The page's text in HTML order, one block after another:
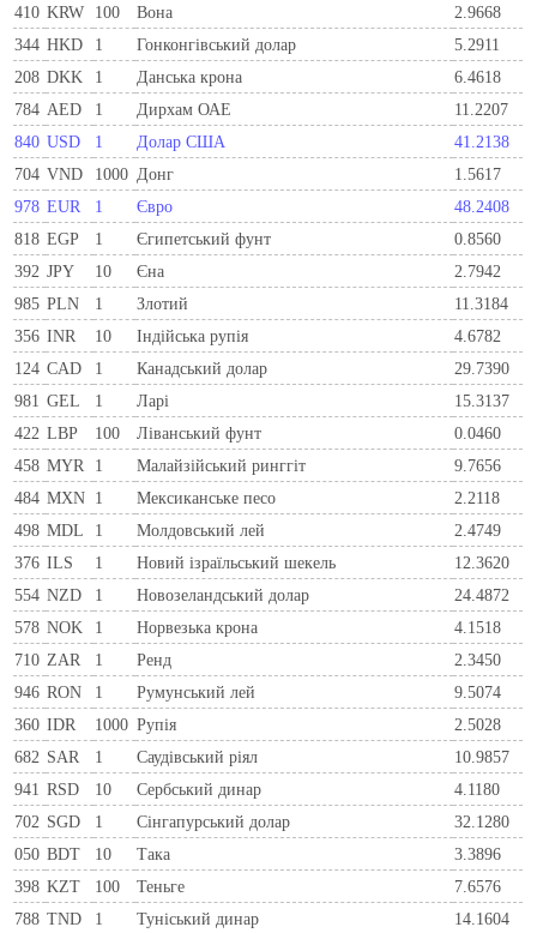
410 KRW 100 Вона
2.9668
344 HKD 1 Гонконгівський долар
5.2911
208 DKK 1 Данська крона
6.4618
784 AED 1 Дирхам ОАЕ
11.2207
840 USD 1 Долар США
41.2138
704 VND 1000 Донг
1.5617
978 EUR 1 Євро
48.2408
818 EGP 1 Єгипетський фунт
0.8560
392 JPY 10 Єна
2.7942
985 PLN 1 Злотий
11.3184
356 INR 10 Індійська рупія
4.6782
124 CAD 1 Канадський долар
29.7390
981 GEL 1 Ларi
15.3137
422 LBP 100 Ліванський фунт
0.0460
458 MYR 1 Малайзійський ринггіт
9.7656
484 MXN 1 Мексиканське песо
2.2118
498 MDL 1 Молдовський лей
2.4749
376 ILS 1 Новий ізраїльський шекель
12.3620
554 NZD 1 Новозеландський долар
24.4872
578 NOK 1 Норвезька крона
4.1518
710 ZAR 1 Ренд
2.3450
946 RON 1 Румунський лей
9.5074
360 IDR 1000 Рупія
2.5028
682 SAR 1 Саудівський ріял
10.9857
941 RSD 10 Сербський динар
4.1180
702 SGD 1 Сінгапурський долар
32.1280
050 BDT 10 Така
3.3896
398 KZT 100 Теньге
7.6576
788 TND 1 Туніський динар 14.1604